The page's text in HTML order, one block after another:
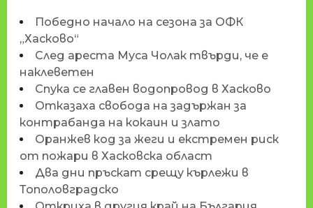
Победно начало на сезона за ОФК
„Хасково“
След ареста Муса Чолак твърди, че е
наклеветен
Спука се главен водопровод в Хасково
Отказаха свобода на задържан за
контрабанда на кокаин и злато
Оранжев код за жеги и екстремен риск
от пожари в Хасковска област
Два дни пръскат срещу кърлежи в
Тополовградско